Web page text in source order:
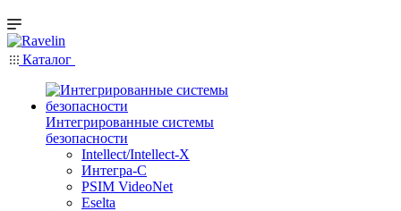
Каталог
Интегрированные системы
безопасности
Intellect/Intellect-X
Интегра-С
PSIM VideoNet
Eselta